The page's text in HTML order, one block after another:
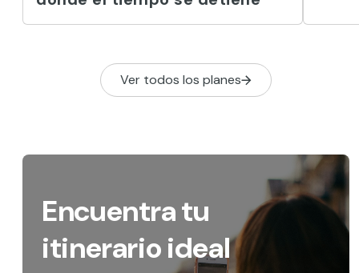
Ver todos los planes
Encuentra tu
itinerario ideal